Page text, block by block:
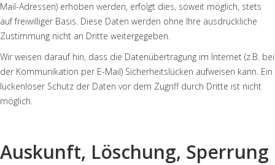
Mail-Adressen) erhoben werden, erfolgt dies, soweit möglich, stets
auf freiwilliger Basis. Diese Daten werden ohne Ihre ausdrückliche
Zustimmung nicht an Dritte weitergegeben.
Wir weisen darauf hin, dass die Datenübertragung im Internet (z.B. bei
der Kommunikation per E-Mail) Sicherheitslücken aufweisen kann. Ein
lückenloser Schutz der Daten vor dem Zugriff durch Dritte ist nicht
möglich.
Auskunft, Löschung, Sperrung